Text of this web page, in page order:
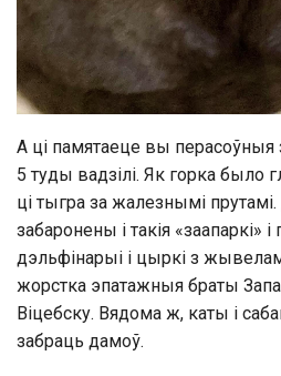
А ці памятаеце вы перасоўныя
5 туды вадзілі. Як горка было
ці тыгра за жалезнымі
забаронены і такія «заапаркі»
дэльфінарыі і цыркі з
жорстка эпатажныя браты
Віцебску. Вядома ж, каты і
забраць дамоў.